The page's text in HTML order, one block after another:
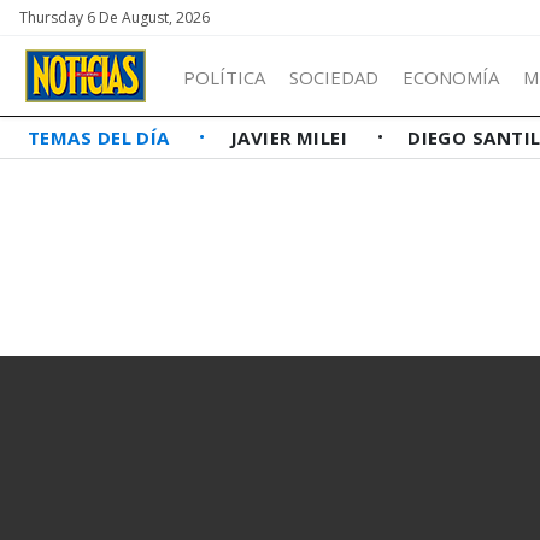
Thursday 6 De August, 2026
POLÍTICA SOCIEDAD ECONOMÍA
TEMAS DEL DÍA JAVIER MILEI DIEGO